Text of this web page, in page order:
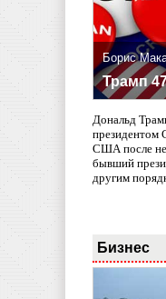
Борис
Трамп
Дональд
президентом
США после
бывший
другим
Бизнес